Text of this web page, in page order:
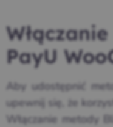
PayU
Aby udostępnić
upewnij się, że
Włączanie metody